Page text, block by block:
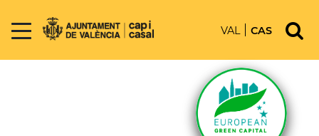
VAL CAS